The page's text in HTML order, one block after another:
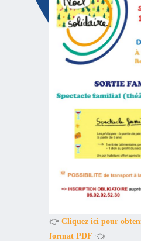
👉 Cliquez ici pour
format PDF 👈